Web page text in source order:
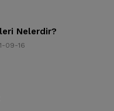
Nelerdir?
09-16